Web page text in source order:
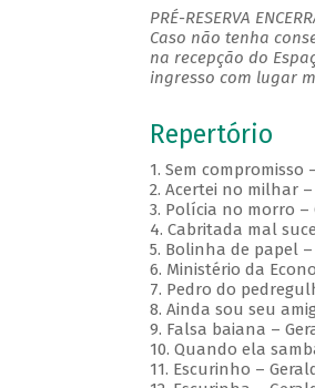
PRÉ-RESERVA
Caso não tenha
na recepção do
ingresso com lugar
Repertório
1. Sem compromisso
2. Acertei no milhar
3. Polícia no morro –
4. Cabritada mal
5. Bolinha de papel
6. Ministério da
7. Pedro do
8. Ainda sou seu
9. Falsa baiana –
10. Quando ela
11. Escurinho –